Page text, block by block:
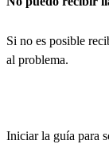
Si no es posible
al problema.
Iniciar la guía para